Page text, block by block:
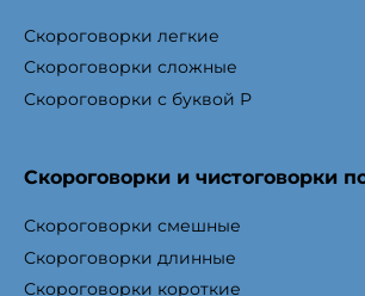
Скороговорки легкие
Скороговорки сложные
Скороговорки с буквой Р
Скороговорки и чистоговорки
Скороговорки смешные
Скороговорки длинные
Скороговорки короткие